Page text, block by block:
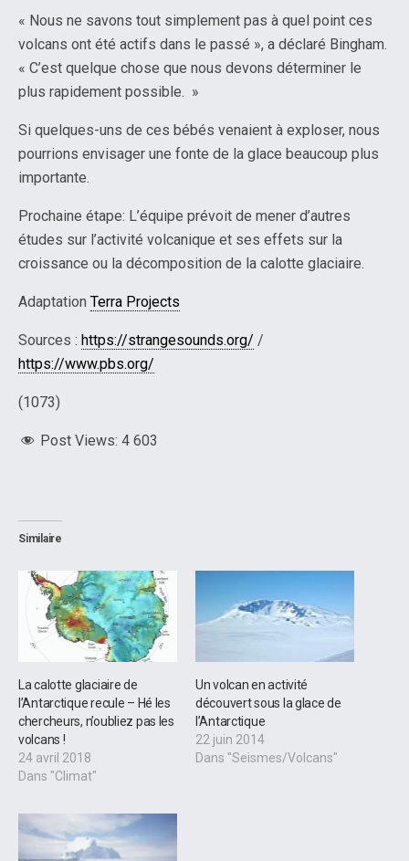
« Nous ne savons tout simplement pas à quel point ces
volcans ont été actifs dans le passé », a déclaré Bingham.
« C’est quelque chose que nous devons déterminer le
plus rapidement possible. »
Si quelques-uns de ces bébés venaient à exploser, nous
pourrions envisager une fonte de la glace beaucoup plus
importante.
Prochaine étape: L’équipe prévoit de mener d’autres
études sur l’activité volcanique et ses effets sur la
croissance ou la décomposition de la calotte glaciaire.
Adaptation Terra Projects
Sources : https://strangesounds.org/ /
https://www.pbs.org/
(1073)
Post Views: 4 603
Similaire
La calotte glaciaire de
l’Antarctique recule – Hé les
chercheurs, n’oubliez pas les
volcans !
24 avril 2018
Dans "Climat"
Un volcan en activité
découvert sous la glace de
l’Antarctique
22 juin 2014
Dans "Seismes/Volcans"